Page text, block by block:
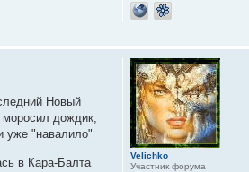
Новый
моросил дождик,
уже "навалило"
в Кара-Балта
Velichko
Участник форума